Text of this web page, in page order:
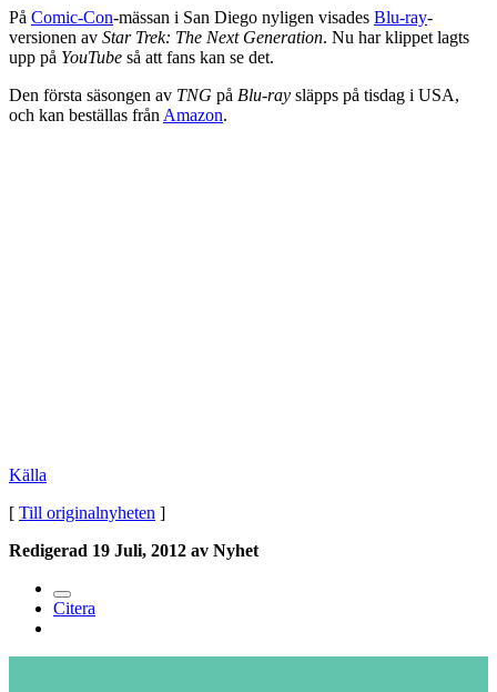
På Comic-Con-mässan i San Diego nyligen visades Blu-ray-
versionen av Star Trek: The Next Generation. Nu har klippet lagts
upp på YouTube så att fans kan se det.
Den första säsongen av TNG på Blu-ray släpps på tisdag i USA,
och kan beställas från Amazon.
Källa
[ Till originalnyheten ]
Redigerad 19 Juli, 2012 av Nyhet
Citera